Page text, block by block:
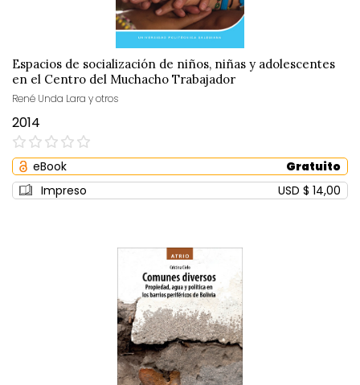
Espacios de socialización de niños, niñas y adolescentes
en el Centro del Muchacho Trabajador
René Unda Lara y otros
2014
0%
eBook
Gratuito
Impreso
USD $ 14,00